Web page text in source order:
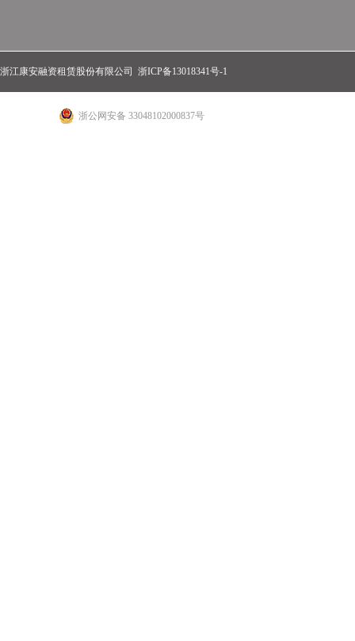
浙江康安融资租赁股份有限公司 浙ICP备13018341号-1
浙公网安备 33048102000837号